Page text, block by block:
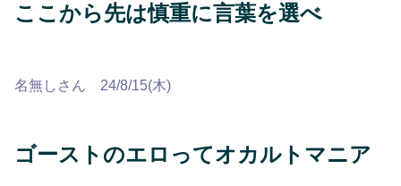
ここから先は慎重に言葉を選べ
名無しさん 24/8/15(木)
ゴーストのエロってオカルトマニア